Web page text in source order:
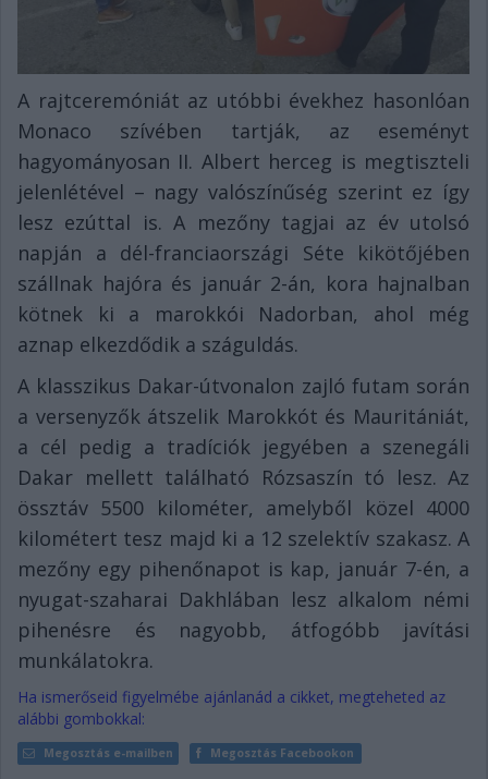
A rajtceremóniát az utóbbi évekhez hasonlóan
Monaco szívében tartják, az eseményt
hagyományosan II. Albert herceg is megtiszteli
jelenlétével – nagy valószínűség szerint ez így
lesz ezúttal is. A mezőny tagjai az év utolsó
napján a dél-franciaországi Séte kikötőjében
szállnak hajóra és január 2-án, kora hajnalban
kötnek ki a marokkói Nadorban, ahol még
aznap elkezdődik a száguldás.
A klasszikus Dakar-útvonalon zajló futam során
a versenyzők átszelik Marokkót és Mauritániát,
a cél pedig a tradíciók jegyében a szenegáli
Dakar mellett található Rózsaszín tó lesz. Az
össztáv 5500 kilométer, amelyből közel 4000
kilométert tesz majd ki a 12 szelektív szakasz. A
mezőny egy pihenőnapot is kap, január 7-én, a
nyugat-szaharai Dakhlában lesz alkalom némi
pihenésre és nagyobb, átfogóbb javítási
munkálatokra.
Ha ismerőseid figyelmébe ajánlanád a cikket, megteheted az
alábbi gombokkal:
Megosztás e-mailben Megosztás Facebookon